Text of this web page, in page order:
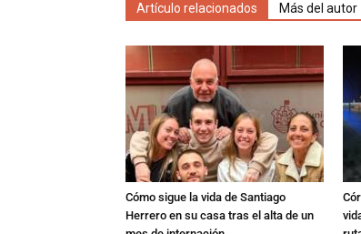
Artículo relacionados Más del autor
Cómo sigue la vida de Santiago
Herrero en su casa tras el alta de un